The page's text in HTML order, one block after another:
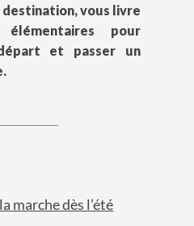
vous livre
pour
et passer un
marche dès l’été